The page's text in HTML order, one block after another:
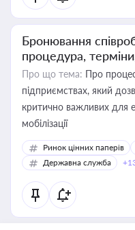
Бронювання
процедура,
Про що тема: Про
підприємствах, який
критично важливих для
мобілізації
Ринок цінних паперів
Державна служба